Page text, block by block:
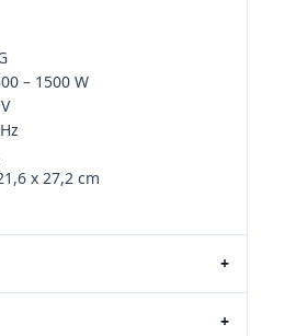
– 1500 W
x 27,2 cm
+
+